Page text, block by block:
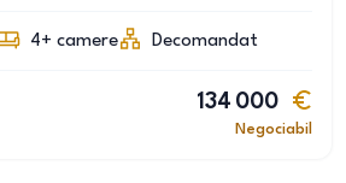
4+ camere Decomandat
134 000
Negociabil